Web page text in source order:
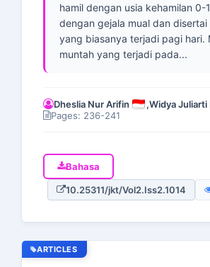
hamil dengan usia kehamilan 0-
dengan gejala mual dan disertai
yang biasanya terjadi pagi hari.
muntah yang terjadi pada...
Dheslia Nur Arifin ,Widya Juliarti
Pages: 236-241
Bahasa
10.25311/jkt/Vol2.Iss2.1014
ARTICLES